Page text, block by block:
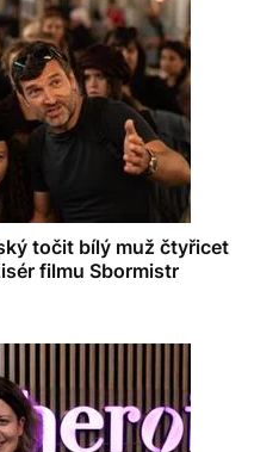
točit bílý muž čtyřicet
filmu Sbormistr